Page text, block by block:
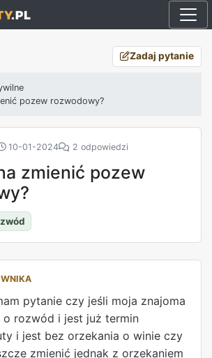
Zadaj pytanie
pozew rozwodowy?
10-01-2024 2 odpowiedzi
zmienić pozew
pytanie czy jeśli moja znajoma
o rozwód i jest już termin
i jest bez orzekania o winie czy
zmienić jednak z orzekaniem